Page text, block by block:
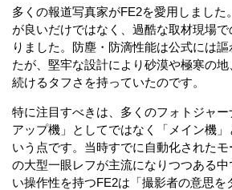
多くの報道写真家がFE2を愛用しました
が良いだけではなく、過酷な取材現場
りました。防塵・防滴性能は公式には
たが、堅牢な設計により砂漠や極寒の
続けるタフさを持っていたのです。
特に注目すべきは、多くのフォトジャ
アップ機」としてではなく「メイン機
いう点です。当時すでに自動化された
の大型一眼レフが主流になりつつある
い操作性を持つFE2は「撮影者の意思を